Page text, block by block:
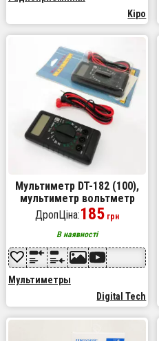
Kipo
Мультиметр DT-182 (100),
мультиметр вольтметр
тестер, мультиметр для
автомобіля, тестер для
електрика
ДропЦіна:185 грн
В наявності
Мультиметры
Digital Tech